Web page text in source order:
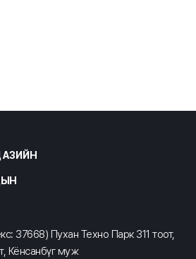
АЗИЙН
37668) Пухан Техно Парк 311 тоот,
Кёнсанбүг муж